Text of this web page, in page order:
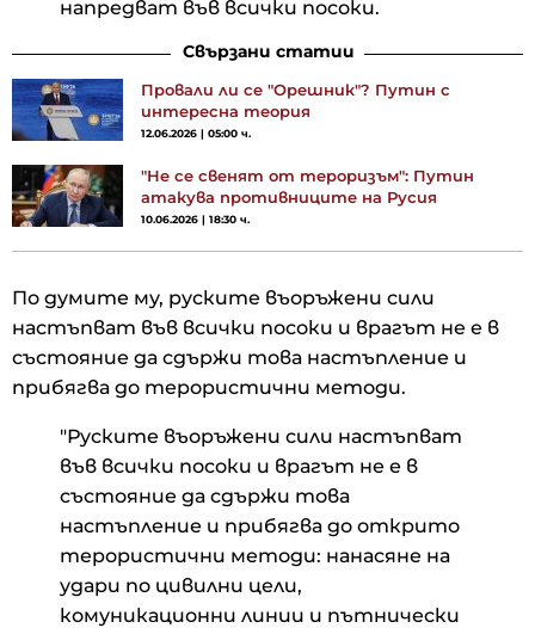
напредват във всички посоки.
Свързани статии
Провали ли се "Орешник"? Путин с
интересна теория
12.06.2026 | 05:00 ч.
"Не се свенят от тероризъм": Путин
атакува противниците на Русия
10.06.2026 | 18:30 ч.
По думите му, руските въоръжени сили
настъпват във всички посоки и врагът не е в
състояние да сдържи това настъпление и
прибягва до терористични методи.
"Руските въоръжени сили настъпват
във всички посоки и врагът не е в
състояние да сдържи това
настъпление и прибягва до открито
терористични методи: нанасяне на
удари по цивилни цели,
комуникационни линии и пътнически